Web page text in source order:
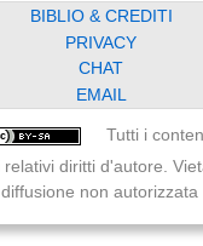
BIBLIO & CREDITI
PRIVACY
CHAT
EMAIL
Tutti i
diritti d'autore.
diffusione non autorizzata